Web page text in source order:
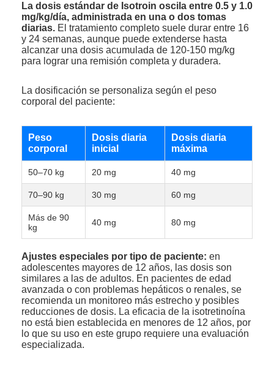
La dosis estándar de Isotroin oscila entre 0.5 y 1.0
mg/kg/día, administrada en una o dos tomas
diarias. El tratamiento completo suele durar entre 16
y 24 semanas, aunque puede extenderse hasta
alcanzar una dosis acumulada de 120-150 mg/kg
para lograr una remisión completa y duradera.
La dosificación se personaliza según el peso
corporal del paciente:
Peso
corporal
Dosis diaria
inicial
Dosis diaria
máxima
50–70 kg 20 mg 40 mg
70–90 kg 30 mg 60 mg
Más de 90
kg
40 mg 80 mg
Ajustes especiales por tipo de paciente: en
adolescentes mayores de 12 años, las dosis son
similares a las de adultos. En pacientes de edad
avanzada o con problemas hepáticos o renales, se
recomienda un monitoreo más estrecho y posibles
reducciones de dosis. La eficacia de la isotretinoína
no está bien establecida en menores de 12 años, por
lo que su uso en este grupo requiere una evaluación
especializada.